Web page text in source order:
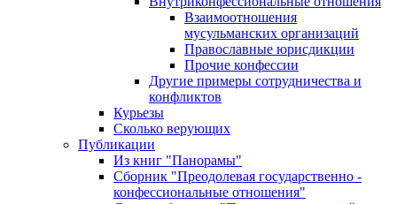
Взаимоотношения
мусульманских организаций
Православные юрисдикции
Прочие конфессии
Другие примеры сотрудничества и
конфликтов
Курьезы
Сколько верующих
Публикации
Из книг "Панорамы"
Сборник "Преодолевая государственно -
конфессиональные отношения"